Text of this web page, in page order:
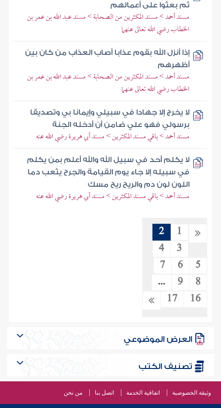
ثم بعثوا على أعمالهم
مسند أحمد > مسند المكثرين من الصحابة > مسند عبد الله بن عمر بن
الخطاب رضي الله تعالى عنهما
إذا أنزل الله بقوم عذابا أصاب العذاب من كان بين
أظهرهم
مسند أحمد > مسند المكثرين من الصحابة > مسند عبد الله بن عمر بن
الخطاب رضي الله تعالى عنهما
لا يخرج إلا جهادا في سبيلي وإيمانا بي وتصديقا
برسولي فهو علي ضامن أن أدخله الجنة
مسند أحمد > باقي مسند المكثرين > مسند أبي هريرة رضي الله عنه
لا يكلم أحد في سبيل الله والله أعلم بمن يكلم
في سبيله إلا جاء يوم القيامة والجرح يثعب دما
اللون لون دم والريح ريح مسك
مسند أحمد > باقي مسند المكثرين > مسند أبي هريرة رضي الله عنه
1
2
3
4
5
6
7
8
9
...
16
17
العرض الموضوعي
تصنيف الكتب
وثيقة الخصوصية اتفاقية الخدمة اتصل بنا من نحن